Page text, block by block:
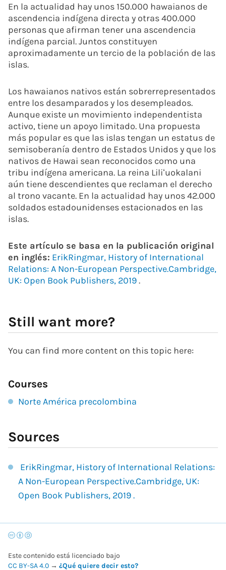
En la actualidad hay unos 150.000 hawaianos de
ascendencia indígena directa y otras 400.000
personas que afirman tener una ascendencia
indígena parcial. Juntos constituyen
aproximadamente un tercio de la población de las
islas.
Los hawaianos nativos están sobrerrepresentados
entre los desamparados y los desempleados.
Aunque existe un movimiento independentista
activo, tiene un apoyo limitado. Una propuesta
más popular es que las islas tengan un estatus de
semisoberanía dentro de Estados Unidos y que los
nativos de Hawai sean reconocidos como una
tribu indígena americana. La reina Liliʻuokalani
aún tiene descendientes que reclaman el derecho
al trono vacante. En la actualidad hay unos 42.000
soldados estadounidenses estacionados en las
islas.
Este artículo se basa en la publicación original
en inglés: ErikRingmar, History of International
Relations: A Non-European Perspective.Cambridge,
UK: Open Book Publishers, 2019.
Still want more?
You can find more content on this topic here:
Courses
Norte América precolombina
Sources
ErikRingmar, History of International Relations:
A Non-European Perspective.Cambridge, UK:
Open Book Publishers, 2019 .
Este contenido está licenciado bajo
CC BY-SA 4.0 → ¿Qué quiere decir esto?